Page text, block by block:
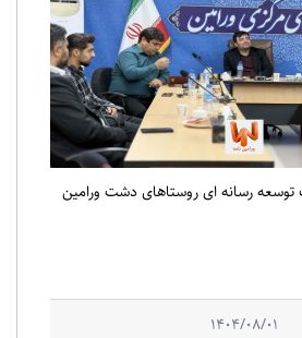
توسعه رسانه ای روستاهای دشت ورامین
1404/08/01